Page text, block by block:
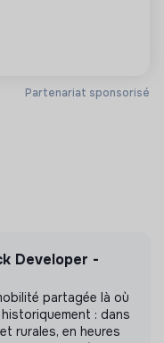
Partenariat sponsorisé
Developer -
partagée là où
: dans
rurales, en heures